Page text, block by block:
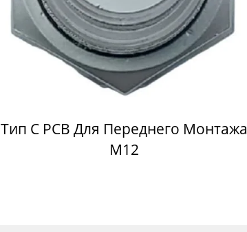
Тип C PCB Для Переднего Монтажа
M12